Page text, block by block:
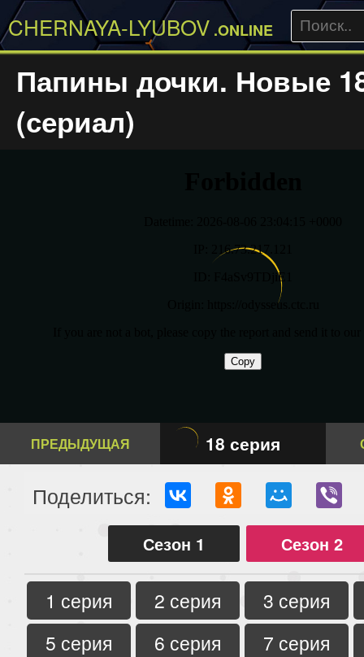
CHERNAYA-LYUBOV .ONLINE
Папины дочки. Новые
(сериал)
ПРЕДЫДУЩАЯ 18 серия
Поделиться:
Сезон 1 Сезон 2
1 серия 2 серия
3 серия
5 серия
6 серия
7 серия